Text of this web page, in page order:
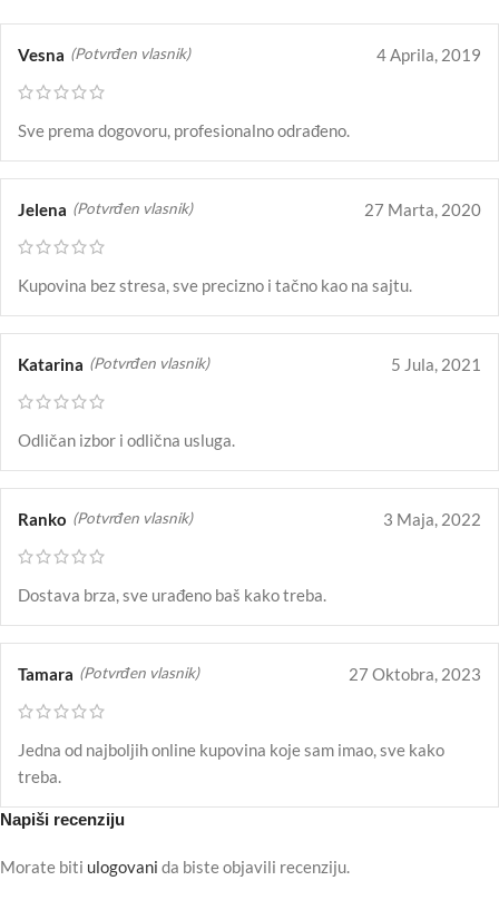
Vesna (Potvrđen vlasnik) 4 Aprila, 2019
Sve prema dogovoru, profesionalno odrađeno.
Jelena (Potvrđen vlasnik) 27 Marta, 2020
Kupovina bez stresa, sve precizno i tačno kao na sajtu.
Katarina (Potvrđen vlasnik) 5 Jula, 2021
Odličan izbor i odlična usluga.
Ranko (Potvrđen vlasnik) 3 Maja, 2022
Dostava brza, sve urađeno baš kako treba.
Tamara (Potvrđen vlasnik) 27 Oktobra, 2023
Jedna od najboljih online kupovina koje sam imao, sve kako
treba.
Napiši recenziju
Morate biti ulogovani da biste objavili recenziju.